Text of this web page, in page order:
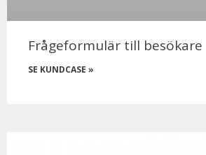
Frågeformulär till besökare
SE KUNDCASE »